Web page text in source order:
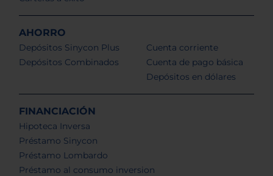
AHORRO
Depósitos Sinycon Plus
Depósitos Combinados
Cuenta corriente
Cuenta de pago básica
Depósitos en dólares
FINANCIACIÓN
Hipoteca Inversa
Préstamo Sinycon
Préstamo Lombardo
Préstamo al consumo inversion